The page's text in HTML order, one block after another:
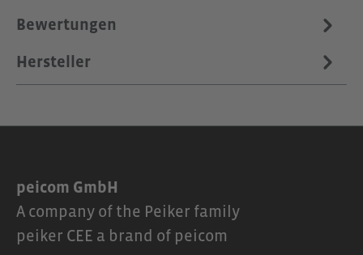
Bewertungen
Hersteller
peicom GmbH
A company of the Peiker family
peiker CEE a brand of peicom